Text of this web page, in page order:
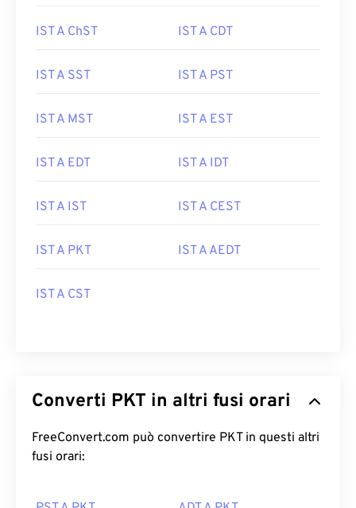
IST A ChST IST A CDT
IST A SST IST A PST
IST A MST IST A EST
IST A EDT IST A IDT
IST A IST IST A CEST
IST A PKT IST A AEDT
IST A CST
Converti PKT in altri fusi orari
FreeConvert.com può convertire PKT in questi altri
fusi orari: